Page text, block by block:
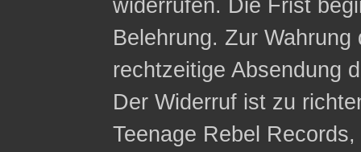
widerrufen. Die Frist
Belehrung. Zur
rechtzeitige Absendung
Der Widerruf ist zu
Teenage Rebel